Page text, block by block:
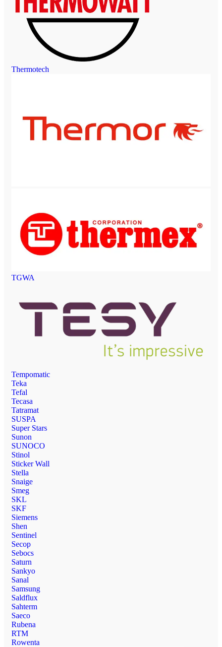
Thermotech
TGWA
Tempomatic
Teka
Tefal
Tecasa
Tatramat
SUSPA
Super Stars
Sunon
SUNOCO
Stinol
Sticker Wall
Stella
Snaige
Smeg
SKL
SKF
Siemens
Shen
Sentinel
Secop
Sebocs
Saturn
Sankyo
Sanal
Samsung
Saldflux
Sahterm
Saeco
Rubena
RTM
Rowenta